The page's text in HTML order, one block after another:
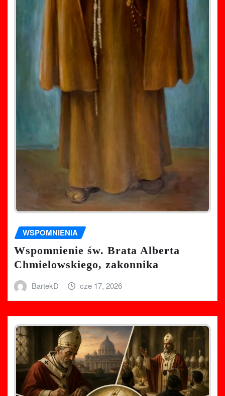
WSPOMNIENIA
Wspomnienie św. Brata Alberta
Chmielowskiego, zakonnika
BartekD cze 17, 2026